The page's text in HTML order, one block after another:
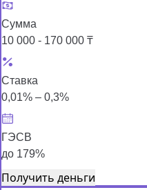
Сумма
10 000 - 170 000 ₸
Ставка
0,01% – 0,3%
ГЭСВ
до 179%
Получить деньги